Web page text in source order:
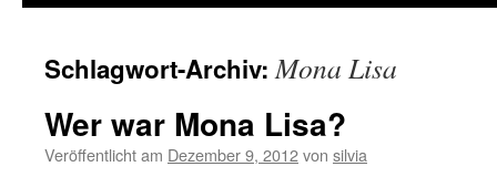
Schlagwort-Archiv:Mona Lisa
Wer war Mona Lisa?
Veröffentlicht am Dezember 9, 2012von silvia